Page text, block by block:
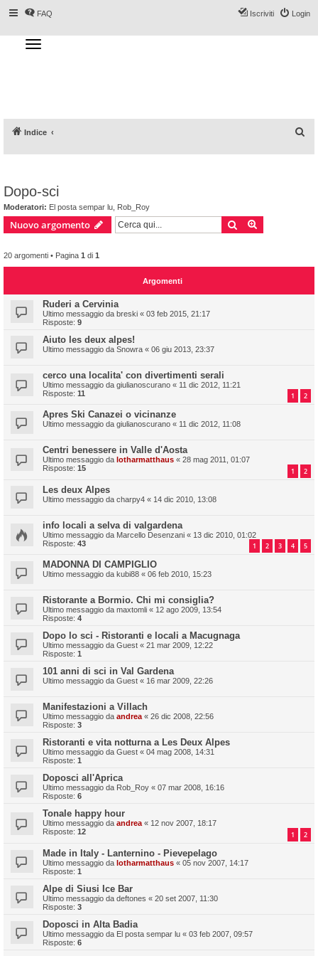
FAQ Login
Iscriviti
T
o
g
a
t
Indice
Dopo-sci
Moderatori: El posta sempar lu Rob_Roy
Nuovo argomento Cerca
20 argomenti • Pagina 1 di 1
Argomenti
Ruderi a Cervinia
Ultimo messaggio da breski « 03 feb 2015, 21:17
Risposte: 9
Aiuto les deux alpes!
Ultimo messaggio da Snowra « 06 giu 2013, 23:37
cerco una localita' con divertimenti serali
Ultimo messaggio da giulianoscurano « 11 dic 2012, 11:21
Risposte: 11 1 2
Apres Ski Canazei o vicinanze
Ultimo messaggio da giulianoscurano « 11 dic 2012, 11:08
Centri benessere in Valle d'Aosta
Ultimo messaggio da lotharmatthaus « 28 mag 2011, 01:07
Risposte: 15 1 2
Les deux Alpes
Ultimo messaggio da charpy4 « 14 dic 2010, 13:08
info locali a selva di valgardena
Ultimo messaggio da Marcello Desenzani « 13 dic 2010, 01:02
Risposte: 43 1 2 3 4 5
MADONNA DI CAMPIGLIO
Ultimo messaggio da kubi88 « 06 feb 2010, 15:23
Ristorante a Bormio. Chi mi consiglia?
Ultimo messaggio da maxtomli « 12 ago 2009, 13:54
Risposte: 4
Dopo lo sci - Ristoranti e locali a Macugnaga
Ultimo messaggio da Guest « 21 mar 2009, 12:22
Risposte: 1
101 anni di sci in Val Gardena
Ultimo messaggio da Guest « 16 mar 2009, 22:26
Manifestazioni a Villach
Ultimo messaggio da andrea« 26 dic 2008, 22:56
Risposte: 3
Ristoranti e vita notturna a Les Deux Alpes
Ultimo messaggio da Guest « 04 mag 2008, 14:31
Risposte: 1
Doposci all'Aprica
Ultimo messaggio da Rob_Roy « 07 mar 2008, 16:16
Risposte: 6
Tonale happy hour
Ultimo messaggio da andrea« 12 nov 2007, 18:17
Risposte: 12 1 2
Made in Italy - Lanternino - Pievepelago
Ultimo messaggio da lotharmatthaus « 05 nov 2007, 14:17
Risposte: 1
Alpe di Siusi Ice Bar
Ultimo messaggio da deftones « 20 set 2007, 11:30
Risposte: 3
Doposci in Alta Badia
Ultimo messaggio da El posta sempar lu « 03 feb 2007, 09:57
Risposte: 6